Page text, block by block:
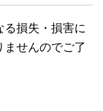
る損失・損害に
せんのでご了